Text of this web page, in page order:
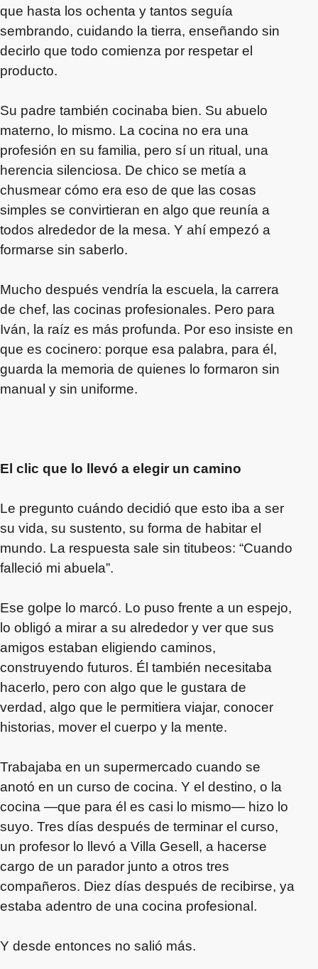
que hasta los ochenta y tantos seguía
sembrando, cuidando la tierra, enseñando sin
decirlo que todo comienza por respetar el
producto.
Su padre también cocinaba bien. Su abuelo
materno, lo mismo. La cocina no era una
profesión en su familia, pero sí un ritual, una
herencia silenciosa. De chico se metía a
chusmear cómo era eso de que las cosas
simples se convirtieran en algo que reunía a
todos alrededor de la mesa. Y ahí empezó a
formarse sin saberlo.
Mucho después vendría la escuela, la carrera
de chef, las cocinas profesionales. Pero para
Iván, la raíz es más profunda. Por eso insiste en
que es cocinero: porque esa palabra, para él,
guarda la memoria de quienes lo formaron sin
manual y sin uniforme.
El clic que lo llevó a elegir un camino
Le pregunto cuándo decidió que esto iba a ser
su vida, su sustento, su forma de habitar el
mundo. La respuesta sale sin titubeos: “Cuando
falleció mi abuela”.
Ese golpe lo marcó. Lo puso frente a un espejo,
lo obligó a mirar a su alrededor y ver que sus
amigos estaban eligiendo caminos,
construyendo futuros. Él también necesitaba
hacerlo, pero con algo que le gustara de
verdad, algo que le permitiera viajar, conocer
historias, mover el cuerpo y la mente.
Trabajaba en un supermercado cuando se
anotó en un curso de cocina. Y el destino, o la
cocina —que para él es casi lo mismo— hizo lo
suyo. Tres días después de terminar el curso,
un profesor lo llevó a Villa Gesell, a hacerse
cargo de un parador junto a otros tres
compañeros. Diez días después de recibirse, ya
estaba adentro de una cocina profesional.
Y desde entonces no salió más.